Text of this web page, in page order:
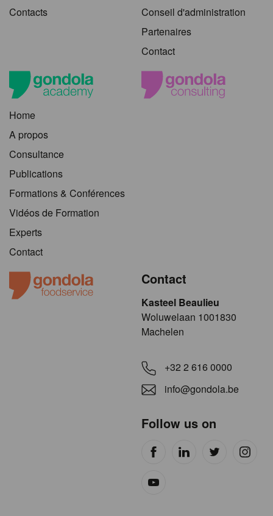
Contacts
Conseil d'administration
Partenaires
Contact
Home
A propos
Consultance
Publications
Formations & Conférences
Vidéos de Formation
Experts
Contact
Contact
Kasteel Beaulieu
​​​Woluwelaan 1001830
Machelen
+32 2 616 0000
info@gondola.be
Follow us on